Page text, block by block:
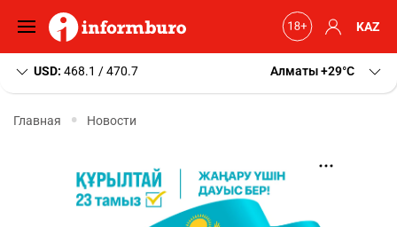
KAZ
USD: 468.1 / 470.7 Алматы+29 C
Главная Новости